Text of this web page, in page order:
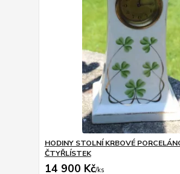
HODINY STOLNÍ KRBOVÉ
ČTYŘLÍSTEK
14 900 Kč/ks